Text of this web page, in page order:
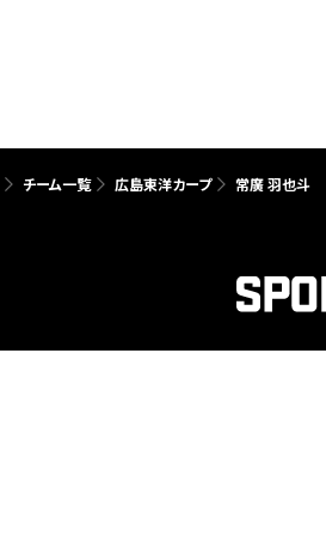
チーム一覧 広島東洋カープ 常廣 羽也斗